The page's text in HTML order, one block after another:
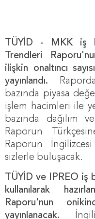
TÜYİD - MKK iş
Trendleri
ilişkin onaltıncı
yayınlandı.
bazında piyasa
işlem hacimleri ile
bazında dağılım
Raporun
Raporun
sizlerle buluşacak.
TÜYİD ve IPREO
kullanılarak
Raporu'nun
yayınlanacak.